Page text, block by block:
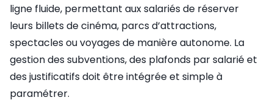
ligne fluide, permettant aux salariés de réserver
leurs billets de cinéma, parcs d’attractions,
spectacles ou voyages de manière autonome. La
gestion des subventions, des plafonds par salarié et
des justificatifs doit être intégrée et simple à
paramétrer.